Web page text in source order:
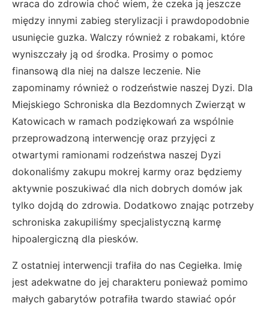
wraca do zdrowia choć wiem, że czeka ją jeszcze
między innymi zabieg sterylizacji i prawdopodobnie
usunięcie guzka. Walczy również z robakami, które
wyniszczały ją od środka. Prosimy o pomoc
finansową dla niej na dalsze leczenie. Nie
zapominamy również o rodzeństwie naszej Dyzi. Dla
Miejskiego Schroniska dla Bezdomnych Zwierząt w
Katowicach w ramach podziękowań za wspólnie
przeprowadzoną interwencję oraz przyjęci z
otwartymi ramionami rodzeństwa naszej Dyzi
dokonaliśmy zakupu mokrej karmy oraz będziemy
aktywnie poszukiwać dla nich dobrych domów jak
tylko dojdą do zdrowia. Dodatkowo znając potrzeby
schroniska zakupiliśmy specjalistyczną karmę
hipoalergiczną dla piesków.
Z ostatniej interwencji trafiła do nas Cegiełka. Imię
jest adekwatne do jej charakteru ponieważ pomimo
małych gabarytów potrafiła twardo stawiać opór